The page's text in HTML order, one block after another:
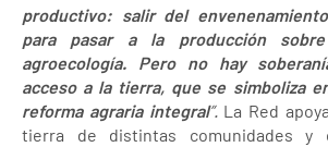
productivo: salir del
para pasar a la producción
agroecología. Pero no hay
acceso a la tierra, que se simboliza
reforma agraria integral”.La Red
tierra de distintas comunidades y